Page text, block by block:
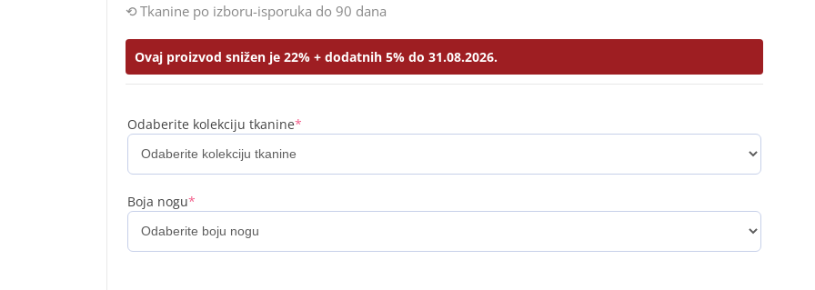
Tkanine po izboru-isporuka do 90 dana
Ovaj proizvod snižen je 22% + dodatnih 5% do 31.08.2026.
Odaberite kolekciju tkanine*
Boja nogu*